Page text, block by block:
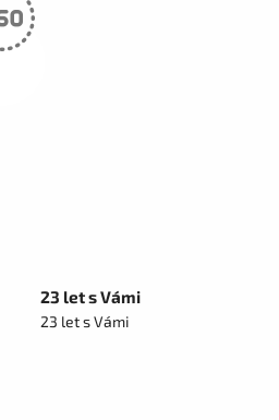
23 let s Vámi
23 let s Vámi